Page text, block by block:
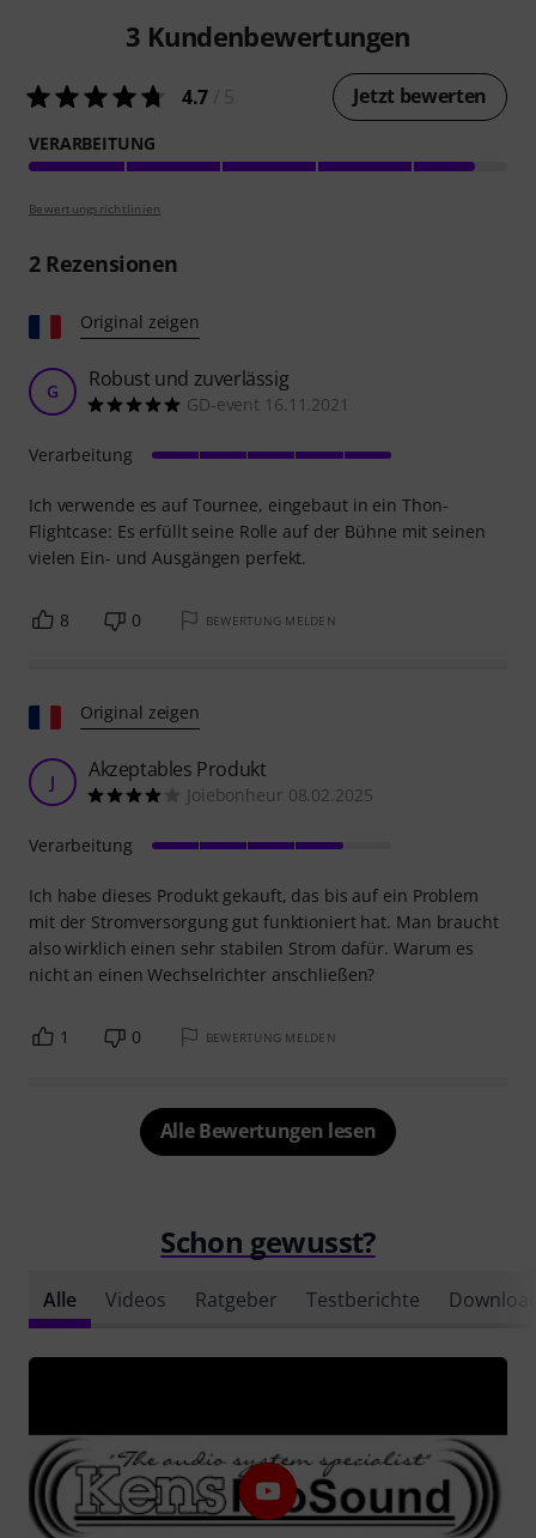
3 Kundenbewertungen
4.7 Jetzt bewerten
VERARBEITUNG
Bewertungsrichtlinien
2Rezensionen
Original zeigen
G Robust und zuverlässig
GD-event 16.11.2021
Ich verwende es auf Tournee, eingebaut in ein Thon-
Flightcase: Es erfüllt seine Rolle auf der Bühne mit seinen
vielen Ein- und Ausgängen perfekt.
Verarbeitung
8 0 BEWERTUNG MELDEN
Original zeigen
J Akzeptables Produkt
Joiebonheur 08.02.2025
Ich habe dieses Produkt gekauft, das bis auf ein Problem
mit der Stromversorgung gut funktioniert hat. Man braucht
also wirklich einen sehr stabilen Strom dafür. Warum es
nicht an einen Wechselrichter anschließen?
Verarbeitung
1 0 BEWERTUNG MELDEN
Alle Bewertungen lesen
Schon gewusst?
Alle Videos Ratgeber Testberichte